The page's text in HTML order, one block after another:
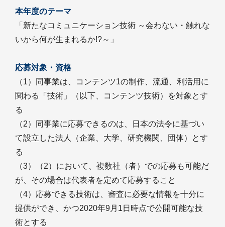
本年度のテーマ
「新たなコミュニケーション技術 ～会わない・触れな
いから何が生まれるか!?～」
応募対象・資格
（1）同事業は、コンテンツ1の制作、流通、利活用に
関わる「技術」（以下、コンテンツ技術）を対象とす
る
（2）同事業に応募できるのは、日本の法令に基づい
て設立した法人（企業、大学、研究機関、団体）とす
る
（3）（2）において、複数社（者）での応募も可能だ
が、その場合は代表者を定めて応募すること
（4）応募できる技術は、審査に必要な情報を十分に
提供ができ、かつ2020年9月1日時点で公開可能な技
術とする